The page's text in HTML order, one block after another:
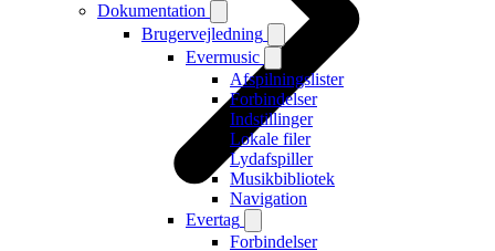
Dokumentation
Brugervejledning
Evermusic
Afspilningslister
Forbindelser
Indstillinger
Lokale filer
Lydafspiller
Musikbibliotek
Navigation
Evertag
Forbindelser